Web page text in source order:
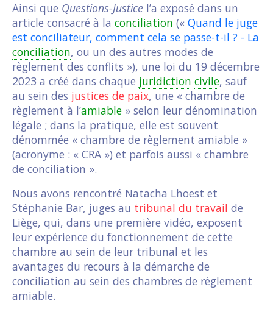
Ainsi que Questions-Justice l’a exposé dans un
article consacré à la conciliation (« Quand le juge
est conciliateur, comment cela se passe-t-il ? - La
conciliation, ou un des autres modes de
règlement des conflits »), une loi du 19 décembre
2023 a créé dans chaque juridiction civile, sauf
au sein des justices de paix, une « chambre de
règlement à l’amiable » selon leur dénomination
légale ; dans la pratique, elle est souvent
dénommée « chambre de règlement amiable »
(acronyme : « CRA ») et parfois aussi « chambre
de conciliation ».
Nous avons rencontré Natacha Lhoest et
Stéphanie Bar, juges au tribunal du travail de
Liège, qui, dans une première vidéo, exposent
leur expérience du fonctionnement de cette
chambre au sein de leur tribunal et les
avantages du recours à la démarche de
conciliation au sein des chambres de règlement
amiable.